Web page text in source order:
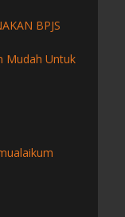
BPJS
Mudah Untuk